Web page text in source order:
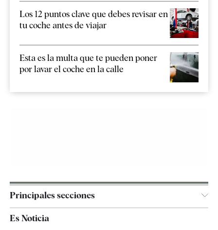
Los 12 puntos clave que debes revisar en
tu coche antes de viajar
Esta es la multa que te pueden poner
por lavar el coche en la calle
Principales secciones
España
Es Noticia